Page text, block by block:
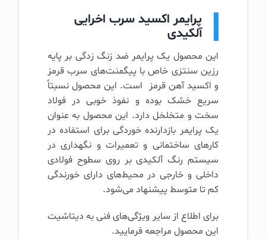
پرایمر اکسید سرب اخرایی
آلکیدی
این محصول یک پرایمر ضد زنگ زدگی بر پایه
رزین سنتزی خاص با پیگمنت‌های سرب قرمز
و اکسید آهن قرمز است. این محصول نسبتاً
سریع خشک بوده و نفوذ خوبی در فولاد
سخت و متخلخل دارد. این محصول به عنوان
یک پرایمر بازدارنده خوردگی برای استفاده در
کارهای ساختمانی و تعمیرات و نگهداری در
سیستم رنگ آلکیدی بر روی سطوح فولادی
داخلی و خارجی در محیط‌های دارای خورندگی
کم تا متوسط پیشنهاد می‌شود.
برای اطلاع از سایر ویژگی‌های فنی به دیتاشیت
این محصول مراجعه فرمایید.